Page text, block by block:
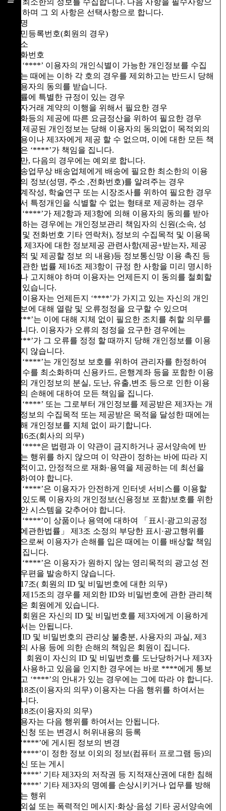
한 최소한의 정보를 수집합니다. 다음 사항을 필수사항으
로 하며 그 외 사항은 선택사항으로 합니다.
성명
주민등록번호(회원의 경우)
주소
전화번호
② ‘****’ 이용자의 개인식별이 가능한 개인정보를 수집
하는 때에는 이하 각 호의 경우를 제외하고는 반드시 당해
이용자의 동의를 받습니다.
법률에 특별한 규정이 있는 경우
전자거래 계약의 이행을 위해서 필요한 경우
재화등의 제공에 따른 요금정산을 위하여 필요한 경우
③ 제공된 개인정보는 당해 이용자의 동의없이 목적외의
이용이나 제3자에게 제공 할 수 없으며, 이에 대한 모든 책
임은 ‘****’가 책임을 집니다.
다만, 다음의 경우에는 예외로 합니다.
배송업무상 배송업체에게 배송에 필요한 최소한의 이용
자의 정보(성명, 주소 ,전화번호)를 알려주는 경우
통계작성, 학술연구 또는 시장조사를 위하여 필요한 경우
로서 특정개인을 식별할 수 없는 형태로 제공하는 경우
④ ‘****’가 제2항과 제3항에 의해 이용자의 동의를 받아
야 하는 경우에는 개인정보관리 책임자의 신원(소속, 성
명 및 전화번호 기타 연락처), 정보의 수집목적 및 이용목
적, 제3자에 대한 정보제공 관련사항(제공+받는자, 제공
목적 및 제공할 정보 의 내용)등 정보통신망 이용 촉진 등
에 관한 법률 제16조 제3항이 규정 한 사항을 미리 명시하
거나 고지해야 하며 이용자는 언제든지 이 동의를 철회할
수 있습니다.
⑤ 이용자는 언제든지 ‘****’가 가지고 있는 자신의 개인
정보에 대해 열람 및 오류정정을 요구할 수 있으며
‘****’는 이에 대해 지체 없이 필요한 조치를 취할 의무를
집니다. 이용자가 오류의 정정을 요구한 경우에는
‘****’가 그 오류를 정정 할 때까지 당해 개인정보를 이용
하지 않습니다.
⑥ ‘****’는 개인정보 보호를 위하여 관리자를 한정하여
그 수를 최소화하며 신용카드, 은행계좌 등을 포함한 이용
자의 개인정보의 분실, 도난, 유출,변조 등으로 인한 이용
자의 손해에 대하여 모든 책임을 집니다.
⑦ ‘****’ 또는 그로부터 개인정보를 제공받은 제3자는 개
인정보의 수집목적 또는 제공받은 목적을 달성한 때에는
당해 개인정보를 지체 없이 파기합니다.
제16조(회사의 의무)
① ‘****은 법령과 이 약관이 금지하거나 공서양속에 반
하는 행위를 하지 않으며 이 약관이 정하는 바에 따라 지
속적이고, 안정적으로 재화·용역을 제공하는 데 최선을
다하여야 합니다.
② ‘****’은 이용자가 안전하게 인터넷 서비스를 이용할
수 있도록 이용자의 개인정보(신용정보 포함)보호를 위한
보안 시스템을 갖추어야 합니다.
③ ‘****’이 상품이나 용역에 대하여 「표시·광고의공정
화에관한법률」 제3조 소정의 부당한 표시·광고행위를
함으로써 이용자가 손해를 입은 때에는 이를 배상할 책임
을 집니다.
④ ‘****’은 이용자가 원하지 않는 영리목적의 광고성 전
자우편을 발송하지 않습니다.
제17조( 회원의 ID 및 비밀번호에 대한 의무)
① 제15조의 경우를 제외한 ID와 비밀번호에 관한 관리책
임은 회원에게 있습니다.
② 회원은 자신의 ID 및 비밀번호를 제3자에게 이용하게
해서는 안됩니다.
③ ID 및 비밀번호의 관리상 불충분, 사용자의 과실, 제3
자의 사용 등에 의한 손해의 책임은 회원이 집니다.
④ 회원이 자신의 ID 및 비밀번호를 도난당하거나 제3자
가 사용하고 있음을 인지한 경우에는 바로 ****에게 통보
하고 ‘****’의 안내가 있는 경우에는 그에 따라 야 합니다.
제18조(이용자의 의무) 이용자는 다음 행위를 하여서는
됩니다.
제18조(이용자의 의무)
이용자는 다음 행위를 하여서는 안됩니다.
1. 신청 또는 변경시 허위내용의 등록
2. ‘****’에 게시된 정보의 변경
3. ‘****’이 정한 정보 이외의 정보(컴퓨터 프로그램 등)의
송신 또는 게시
4. ‘****’ 기타 제3자의 저작권 등 지적재산권에 대한 침해
5. ‘****’ 기타 제3자의 명예를 손상시키거나 업무를 방해
하는 행위
6. 외설 또는 폭력적인 메시지·화상·음성 기타 공서양속에